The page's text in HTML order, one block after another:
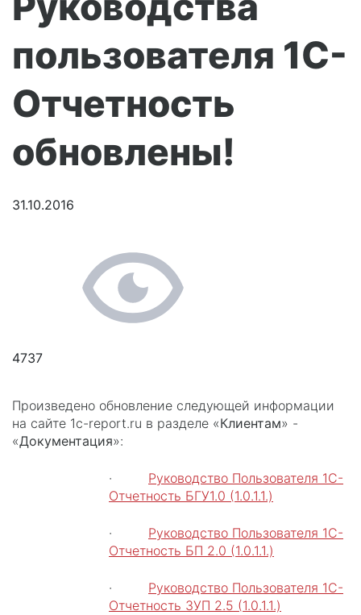
пользователя 1С-
Отчетность
обновлены!
31.10.2016
4737
Произведено обновление следующей информации
на сайте 1c-report.ru в разделе «Клиентам» -
«Документация»:
· Руководство Пользователя 1С-
Отчетность БГУ1.0 (1.0.1.1.)
· Руководство Пользователя 1С-
Отчетность БП 2.0 (1.0.1.1.)
· Руководство Пользователя 1С-
Отчетность ЗУП 2.5 (1.0.1.1.)